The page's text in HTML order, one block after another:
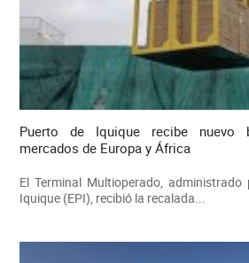
Puerto de Iquique recibe nuevo
mercados de Europa y África
El Terminal Multioperado,
Iquique (EPI), recibió la recalada...